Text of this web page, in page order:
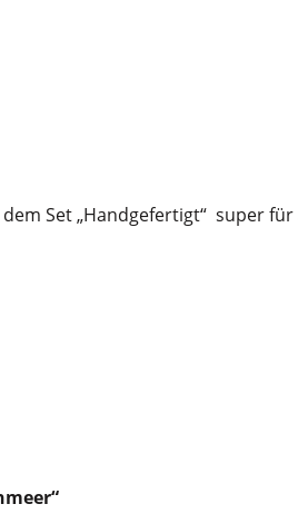
Set „Handgefertigt“ super für